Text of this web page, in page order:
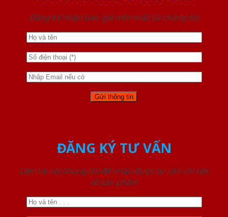
Đăng ký nhận báo giá mới nhất từ chúng tôi
ĐĂNG KÝ TƯ VẤN
Liên hệ với chúng tôi để nhận được tư vấn chi tiết
về sản phẩm